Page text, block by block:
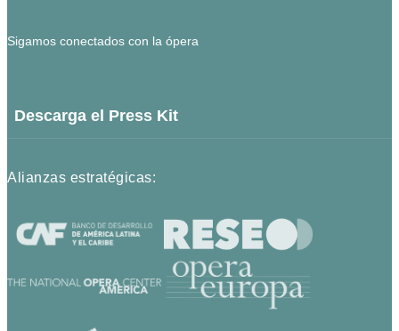
Sigamos conectados con la ópera
Descarga el Press Kit
Alianzas estratégicas: